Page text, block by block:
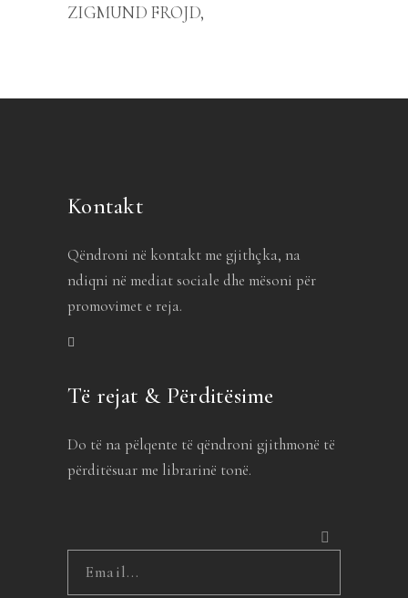
ZIGMUND FROJD
Kontakt
Qëndroni në kontakt me gjithçka, na
ndiqni në mediat sociale dhe mësoni për
promovimet e reja.
Të rejat & Përditësime
Do të na pëlqente të qëndroni gjithmonë të
përditësuar me librarinë tonë.